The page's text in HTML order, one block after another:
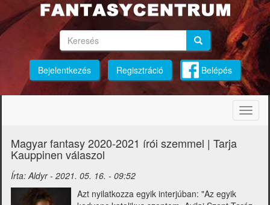
a
tartalomra
Keresés Keresés
Bejelentkezés Regisztráció Belépés
Magyar fantasy 2020-2021 írói szemmel | Tarja
Kauppinen válaszol
Írta:Aldyr- 2021. 05. 16. - 09:52
Azt nyilatkozza egyik interjúban: "Az egyik